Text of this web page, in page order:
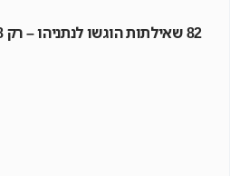
82 שאילתות הוגשו לנתניהו – רק 18 זכו לתשובה